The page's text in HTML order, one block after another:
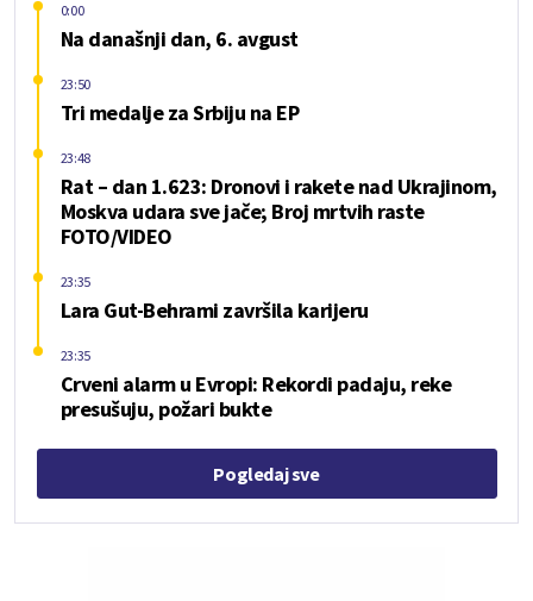
Na današnji dan, 6. avgust
0:00
Tri medalje za Srbiju na EP
23:50
Rat – dan 1.623: Dronovi i rakete nad Ukrajinom,
Moskva udara sve jače; Broj mrtvih raste
FOTO/VIDEO
23:48
Lara Gut-Behrami završila karijeru
23:35
Crveni alarm u Evropi: Rekordi padaju, reke
presušuju, požari bukte
23:35
Pogledaj sve